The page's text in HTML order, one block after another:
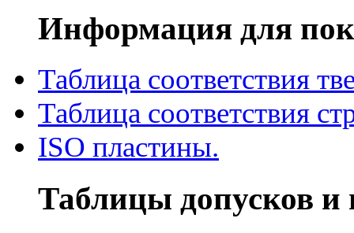
Информация для
Таблица соответствия
Таблица соответствия
ISO пластины.
Таблицы допусков и